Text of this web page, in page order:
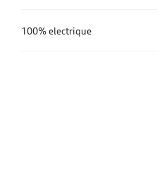
100% electrique